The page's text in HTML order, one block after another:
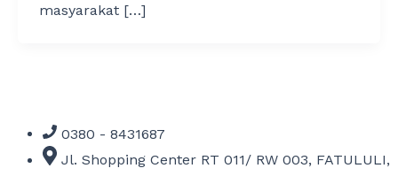
masyarakat […]
0380 - 8431687
Jl. Shopping Center RT 011/ RW 003, FATULULI,